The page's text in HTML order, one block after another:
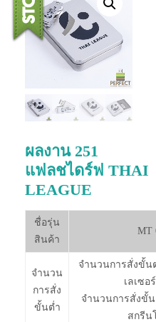
ผลงาน 251
แฟลชไดร์ฟ THAI
LEAGUE
ชื่อรุ่น
สินค้า
MT
จำนวน
การสั่ง
ขั้นต่ำ
จำนวนการสั่งขั้น
เลเซอ
จำนวนการสั่งขั้
สกรีน